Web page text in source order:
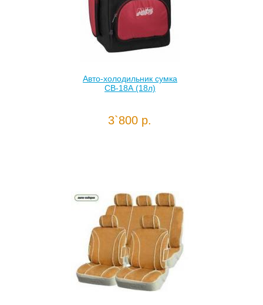
Авто-холодильник сумка
CВ-18А (18л)
3`800 р.